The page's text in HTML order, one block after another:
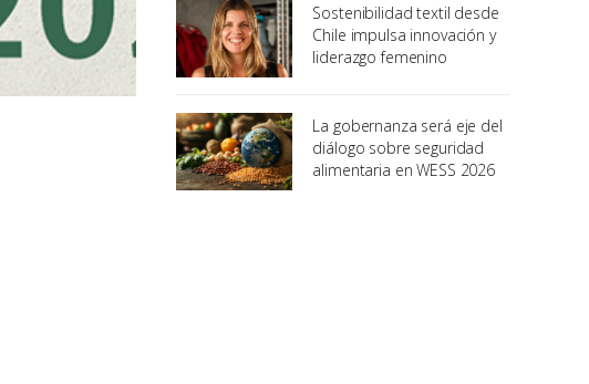
Sostenibilidad textil desde
Chile impulsa innovación y
liderazgo femenino
La gobernanza será eje del
diálogo sobre seguridad
alimentaria en WESS 2026